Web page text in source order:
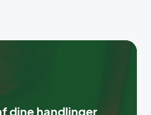
dine handlinger